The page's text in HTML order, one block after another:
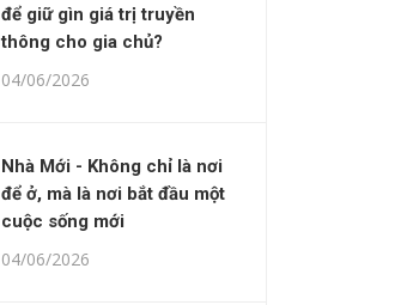
để giữ gìn giá trị truyền
thông cho gia chủ?
04/06/2026
Nhà Mới - Không chỉ là nơi
để ở, mà là nơi bắt đầu một
cuộc sống mới
04/06/2026